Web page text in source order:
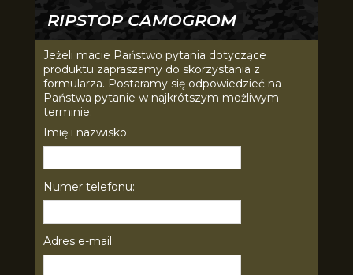
RIPSTOP CAMOGROM
Jeżeli macie Państwo pytania dotyczące
produktu zapraszamy do skorzystania z
formularza. Postaramy się odpowiedzieć na
Państwa pytanie w najkrótszym możliwym
terminie.
Imię i nazwisko:
Numer telefonu:
Adres e-mail: